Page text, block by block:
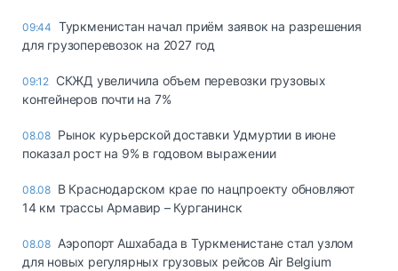
09:44 Туркменистан начал приём заявок на разрешения
для грузоперевозок на 2027 год
09:12 СКЖД увеличила объем перевозки грузовых
контейнеров почти на 7%
08.08 Рынок курьерской доставки Удмуртии в июне
показал рост на 9% в годовом выражении
08.08 В Краснодарском крае по нацпроекту обновляют
14 км трассы Армавир – Курганинск
08.08 Аэропорт Ашхабада в Туркменистане стал узлом
для новых регулярных грузовых рейсов Air Belgium